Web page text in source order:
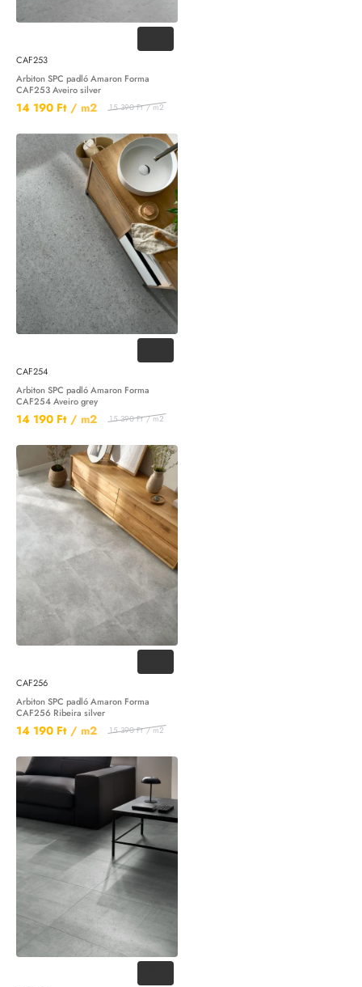
-8%
CAF253
Arbiton SPC padló Amaron Forma
CAF253 Aveiro silver
14 190 Ft / m2 15 390 Ft / m2
-8%
CAF254
Arbiton SPC padló Amaron Forma
CAF254 Aveiro grey
14 190 Ft / m2 15 390 Ft / m2
-8%
CAF256
Arbiton SPC padló Amaron Forma
CAF256 Ribeira silver
14 190 Ft / m2 15 390 Ft / m2
-8%